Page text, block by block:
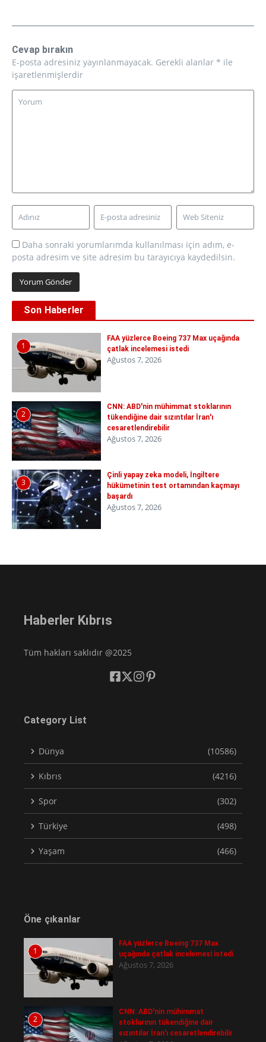
Cevap bırakın
E-posta adresiniz yayınlanmayacak. Gerekli alanlar * ile
işaretlenmişlerdir
Daha sonraki yorumlarımda kullanılması için adım, e-
posta adresim ve site adresim bu tarayıcıya kaydedilsin.
Son Haberler
1
FAA yüzlerce Boeing 737 Max uçağında
çatlak incelemesi istedi
Ağustos 7, 2026
2
CNN: ABD'nin mühimmat stoklarının
tükendiğine dair sızıntılar İran'ı
cesaretlendirebilir
Ağustos 7, 2026
3
Çinli yapay zeka modeli, İngiltere
hükümetinin test ortamından kaçmayı
başardı
Ağustos 7, 2026
Haberler Kıbrıs
Tüm hakları saklıdır @2025
Category List
Dünya (10586)
Kıbrıs (4216)
Spor (302)
Türkiye (498)
Yaşam (466)
Öne çıkanlar
1
FAA yüzlerce Boeing 737 Max
uçağında çatlak incelemesi istedi
Ağustos 7, 2026
2
CNN: ABD'nin mühimmat
stoklarının tükendiğine dair
sızıntılar İran'ı cesaretlendirebilir